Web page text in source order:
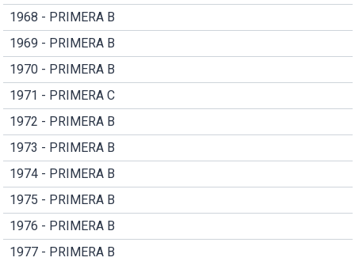
1968 - PRIMERA B
1969 - PRIMERA B
1970 - PRIMERA B
1971 - PRIMERA C
1972 - PRIMERA B
1973 - PRIMERA B
1974 - PRIMERA B
1975 - PRIMERA B
1976 - PRIMERA B
1977 - PRIMERA B